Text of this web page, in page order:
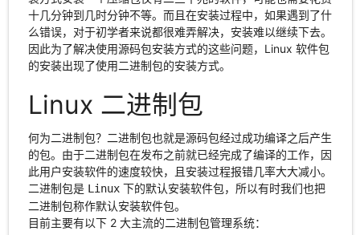
十几分钟到几时分钟不等。而且在安装过程中，如果遇到了什
么错误，对于初学者来说都很难弄解决，安装难以继续下去。
因此为了解决使用源码包安装方式的这些问题，Linux 软件包
的安装出现了使用二进制包的安装方式。
Linux 二进制包
何为二进制包？二进制包也就是源码包经过成功编译之后产生
的包。由于二进制包在发布之前就已经完成了编译的工作，因
此用户安装软件的速度较快，且安装过程报错几率大大减小。
二进制包是 Linux下的默认安装软件包，所以有时我们也把
二进制包称作默认安装软件包。
目前主要有以下 2 大主流的二进制包管理系统：